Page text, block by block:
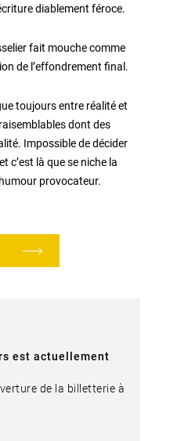
diablement féroce.
fait mouche comme
de l’effondrement final.
toujours entre réalité et
dont des
Impossible de décider
c’est là que se niche la
provocateur.
est actuellement
de la billetterie à